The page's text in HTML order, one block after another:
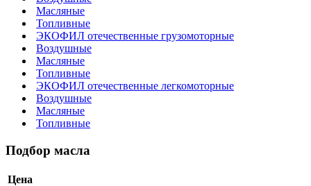
Масляные
Топливные
ЭКОФИЛ отечественные грузомоторные
Воздушные
Масляные
Топливные
ЭКОФИЛ отечественные легкомоторные
Воздушные
Масляные
Топливные
Подбор масла
Цена